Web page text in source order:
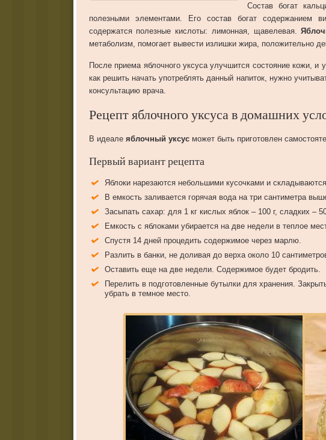
Состав богат
полезными элементами. Его состав богат содержанием
содержатся полезные кислоты: лимонная, щавелевая.
метаболизм, помогает вывести излишки жира, положительно
После приема яблочного уксуса улучшится состояние кожи,
как решить начать употреблять данный напиток, нужно
консультацию врача.
Рецепт яблочного уксуса в домашних
В идеале яблочный уксусможет быть приготовлен
Первый вариант рецепта
Яблоки нарезаются небольшими кусочками и
В емкость заливается горячая вода на три сантиметра
Засыпать сахар: для 1 кг кислых яблок – 100 г, сладких –
Емкость с яблоками убирается на две недели в теплое
Спустя 14 дней процедить содержимое через марлю.
Разлить в банки, не доливая до верха около 10
Оставить еще на две недели. Содержимое будет бродить.
Перелить в подготовленные бутылки для хранения.
убрать в темное место.